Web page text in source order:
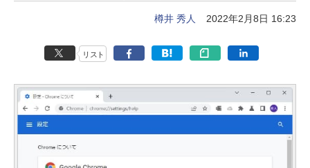
樽井 秀人 2022年2月8日 16:23
リスト